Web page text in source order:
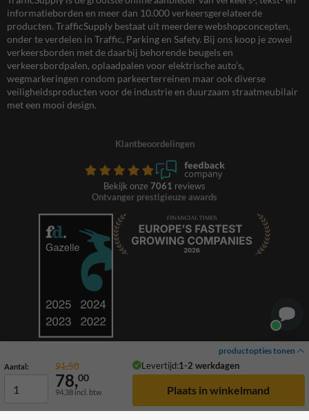
productopties tonen
Aantal: 91,50 Levertijd:1-2 werkdagen
78,00
94,38 incl. btw
informatieborden en meer dan 10.000 verkeersgerelateerde
producten. TrafficSupply bestaat uit meerdere webshopconcepten,
onder te verdelen in Traffic, Parking en Safety. Bij ons koop je zowel
verkeersborden met de daarbij behorende beugels en
verkeersbordpalen, oplaadpalen voor elektrische auto’s,
wegmarkeringen rondom parkeerterreinen maar ook diverse
veiligheidsproducten voor de industrie en duurzaam straatmeubilair
met een mooi design.
Klantbeoordelingen
Bekijk onze 7061 reviews
Ontvanger prestigieuze awards
© 2026 TrafficSupply. Alle rechten voorbehouden.